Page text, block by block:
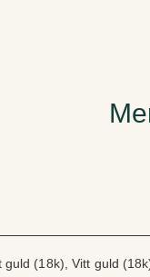
(18k), Vitt guld